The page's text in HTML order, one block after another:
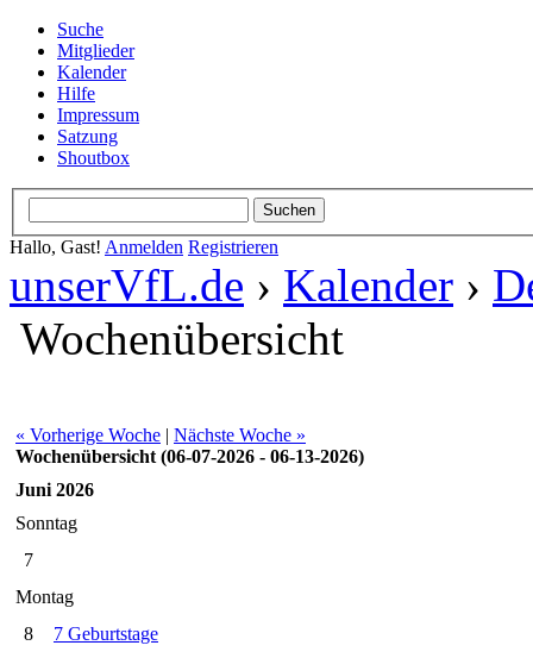
Suche
Mitglieder
Kalender
Hilfe
Impressum
Satzung
Shoutbox
Hallo, Gast! Anmelden Registrieren
unserVfL.de › Kalender ›
Wochenübersicht
« Vorherige Woche | Nächste Woche »
Wochenübersicht (06-07-2026 - 06-13-2026)
Juni 2026
Sonntag
7
Montag
8
7 Geburtstage